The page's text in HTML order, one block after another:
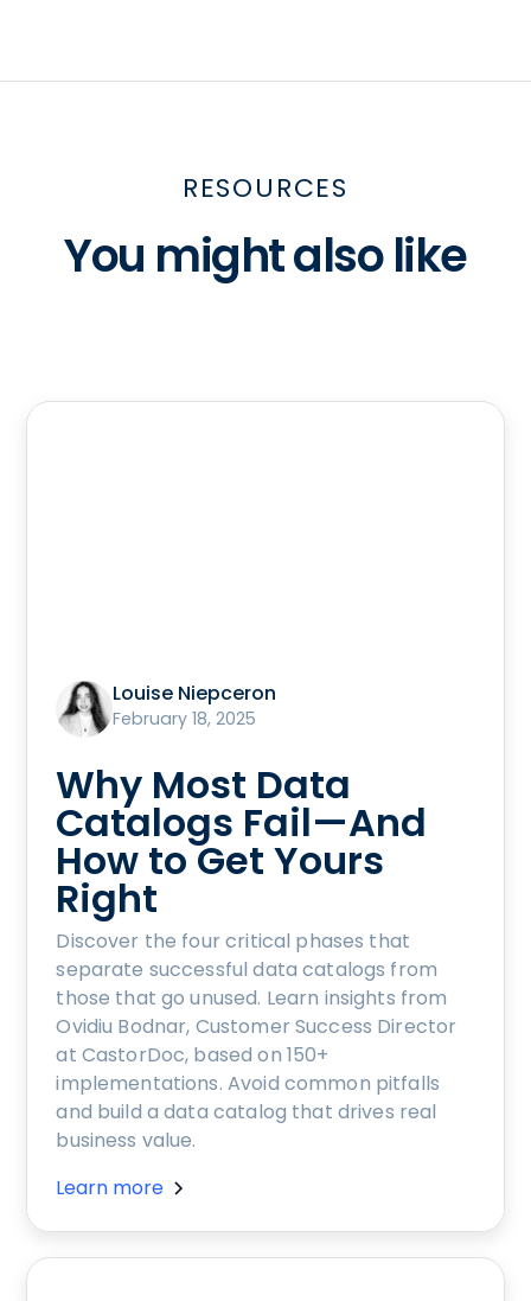
RESOURCES
You might also like
Louise Niepceron
February 18, 2025
Why Most Data
Catalogs Fail—And
How to Get Yours
Right
Discover the four critical phases that
separate successful data catalogs from
those that go unused. Learn insights from
Ovidiu Bodnar, Customer Success Director
at CastorDoc, based on 150+
implementations. Avoid common pitfalls
and build a data catalog that drives real
business value.
Learn more